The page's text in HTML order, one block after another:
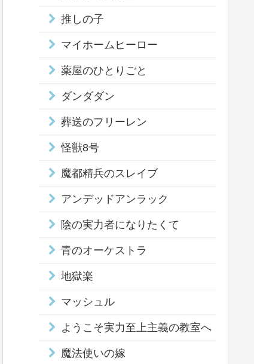
推しの子
マイホームヒーロー
薬屋のひとりごと
ダンダダン
葬送のフリーレン
怪獣8号
魔都精兵のスレイブ
アンデッドアンラック
陰の実力者になりたくて
青のオーケストラ
地獄楽
マッシュル
ようこそ実力至上主義の教室へ
魔法使いの嫁